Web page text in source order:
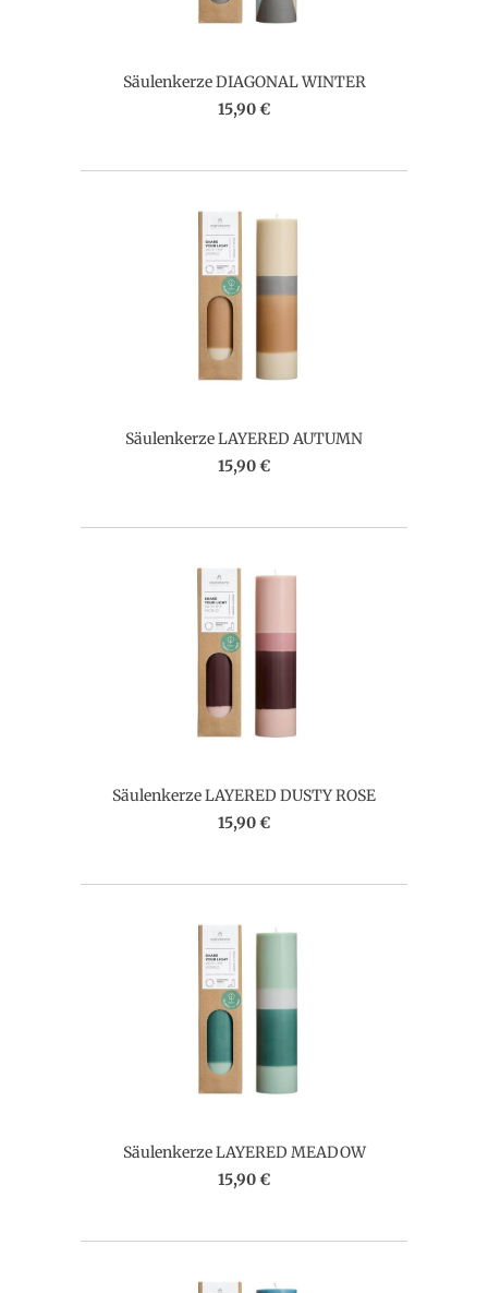
Säulenkerze DIAGONAL WINTER
15,90 €
Säulenkerze LAYERED AUTUMN
15,90 €
Säulenkerze LAYERED DUSTY ROSE
15,90 €
Säulenkerze LAYERED MEADOW
15,90 €